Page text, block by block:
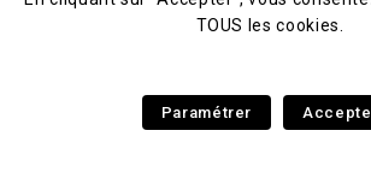
TOUS les cookies.
Paramétrer